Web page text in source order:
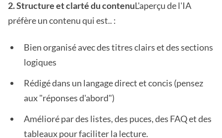
2. Structure et clarté du contenuL'aperçu de l'IA
préfère un contenu qui est.. :
Bien organisé avec des titres clairs et des sections
logiques
Rédigé dans un langage direct et concis (pensez
aux "réponses d'abord")
Amélioré par des listes, des puces, des FAQ et des
tableaux pour faciliter la lecture.